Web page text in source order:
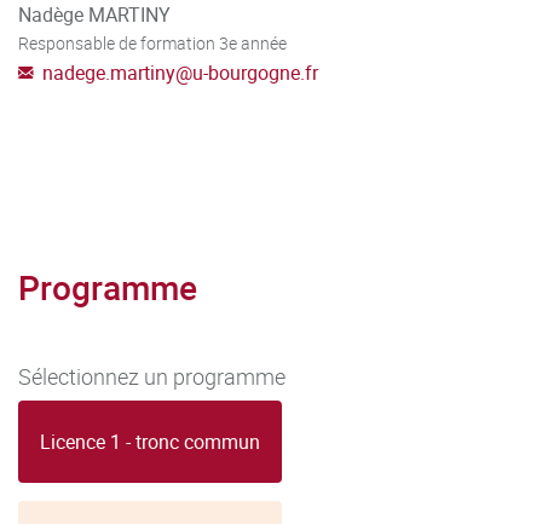
Nadège MARTINY
Responsable de formation 3e année
nadege.martiny@u-bourgogne.fr
Programme
Sélectionnez un programme
Licence 1 - tronc commun